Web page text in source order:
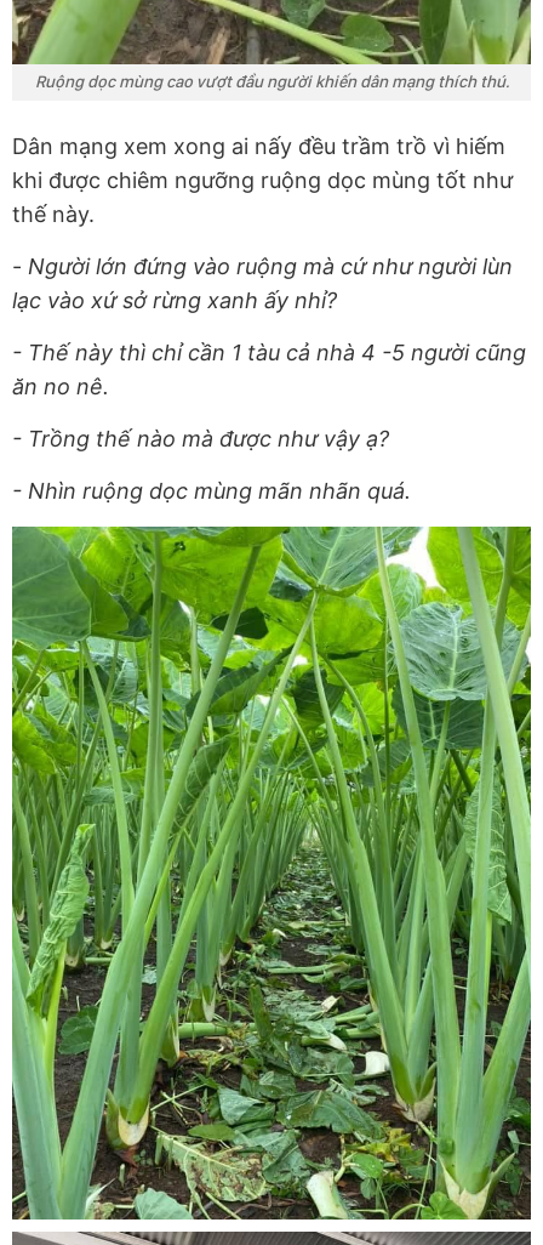
Ruộng dọc mùng cao vượt đầu người khiến dân mạng thích thú.
Dân mạng xem xong ai nấy đều trầm trồ vì hiếm
khi được chiêm ngưỡng ruộng dọc mùng tốt như
thế này.
- Người lớn đứng vào ruộng mà cứ như người lùn
lạc vào xứ sở rừng xanh ấy nhỉ?
- Thế này thì chỉ cần 1 tàu cả nhà 4 -5 người cũng
ăn no nê.
- Trồng thế nào mà được như vậy ạ?
- Nhìn ruộng dọc mùng mãn nhãn quá.